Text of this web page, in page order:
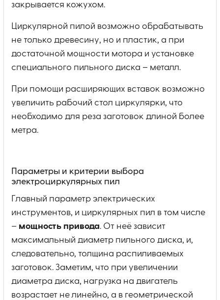
закрывается кожухом.
Циркулярной пилой возможно обрабатывать
не только древесину, но и пластик, а при
достаточной мощности мотора и установке
специального пильного диска – металл.
При помощи расширяющих вставок возможно
увеличить рабочий стол циркулярки, что
необходимо для реза заготовок длиной более
метра.
Параметры и критерии выбора
электроциркулярных пил
Главный параметр электрических
инструментов, и циркулярных пил в том числе
– мощность привода. От неё зависит
максимальный диаметр пильного диска, и,
следовательно, толщина распиливаемых
заготовок. Заметим, что при увеличении
диаметра диска, нагрузка на двигатель
возрастает не линейно, а в геометрической